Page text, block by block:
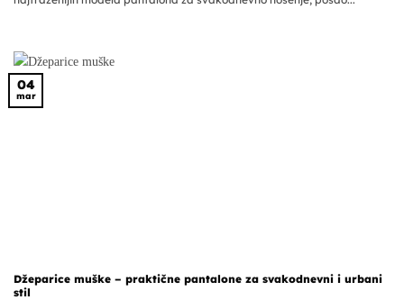
Džeparice muške – praktične pantalone za svakodnevni i urbani
stil
04
mar